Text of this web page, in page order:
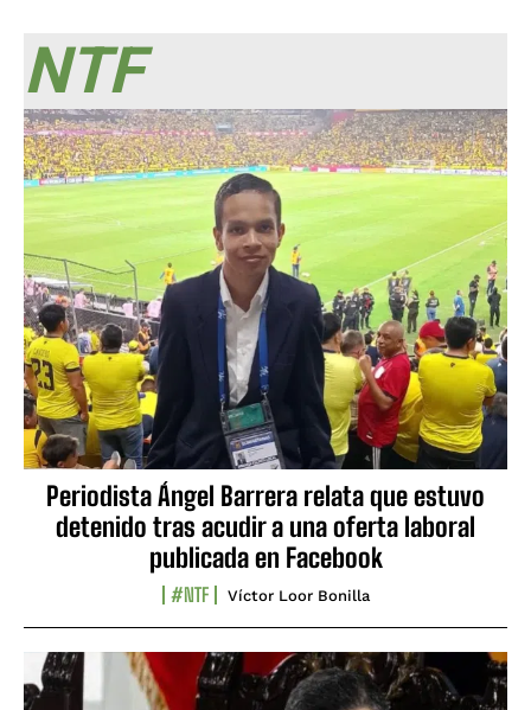
NTF
Periodista Ángel Barrera relata que estuvo
detenido tras acudir a una oferta laboral
publicada en Facebook
#NTF Víctor Loor Bonilla